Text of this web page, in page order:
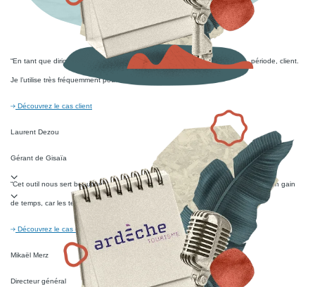
“En tant que dirigeant, je trouve très utile le suivi des activités par équipe, période, client.
Je l’utilise très fréquemment pour faire mon reporting.”
Découvrez le cas client
Laurent Dezou
Gérant de Gisaïa
“Cet outil nous sert beaucoup et nous en tirons déjà des bénéfices, notamment en gain
de temps, car les temps de projets sont plus vite provisionnés.”
Découvrez le cas client
Mikaël Merz
Directeur général